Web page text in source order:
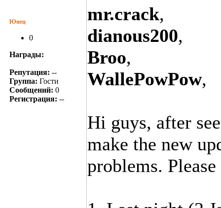
Юнец
0
Награды:
Репутация: --
Группа: Гости
Сообщений: 0
Регистрация: --
mr.crack,
dianous200,
Broo,
WallePowPow,
Hi guys, after
make the new
problems.